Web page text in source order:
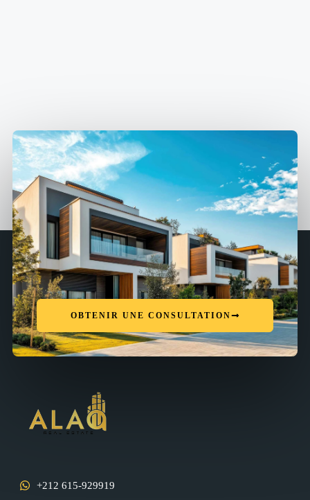
OBTENIR UNE CONSULTATION
+212 615-929919